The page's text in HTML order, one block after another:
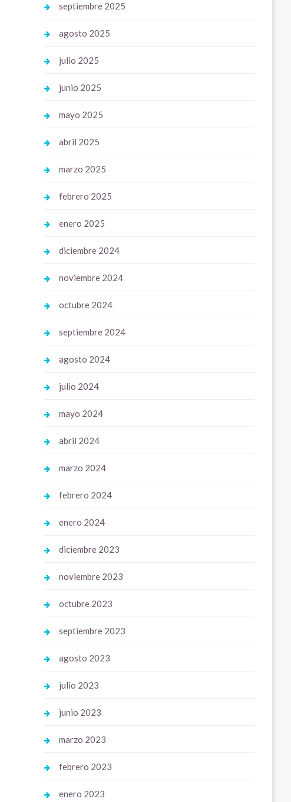
septiembre 2025
agosto 2025
julio 2025
junio 2025
mayo 2025
abril 2025
marzo 2025
febrero 2025
enero 2025
diciembre 2024
noviembre 2024
octubre 2024
septiembre 2024
agosto 2024
julio 2024
mayo 2024
abril 2024
marzo 2024
febrero 2024
enero 2024
diciembre 2023
noviembre 2023
octubre 2023
septiembre 2023
agosto 2023
julio 2023
junio 2023
marzo 2023
febrero 2023
enero 2023